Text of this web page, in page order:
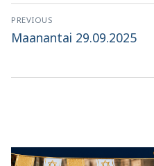
Artikkelien
selaus
PREVIOUS
Previous
Maanantai 29.09.2025